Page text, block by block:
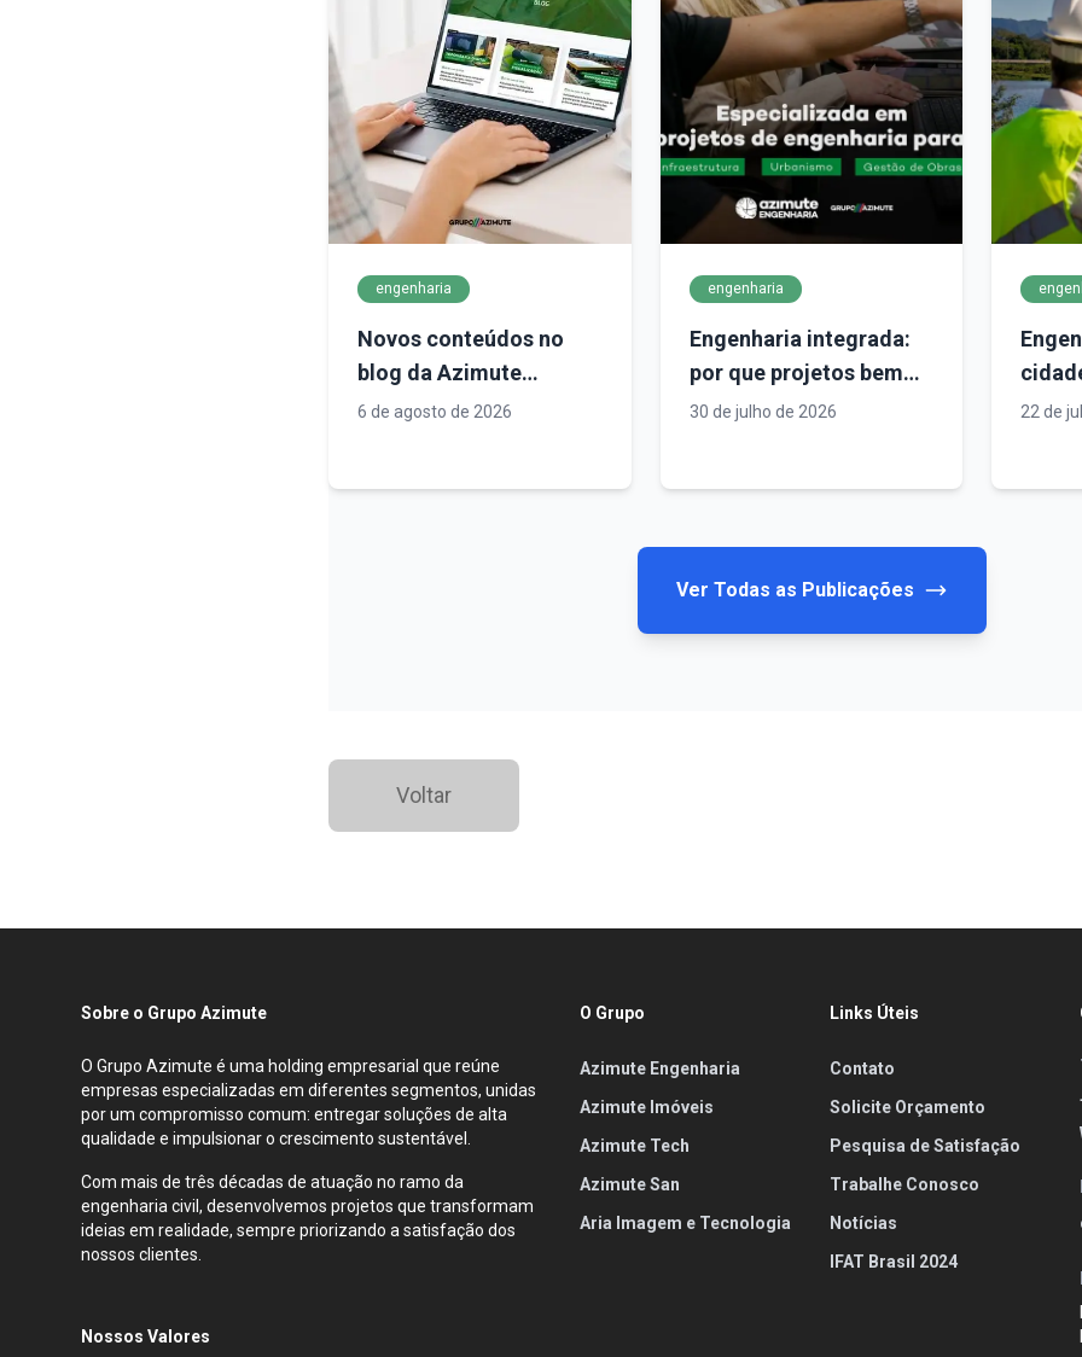
engenharia
Novos conteúdos no
blog da Azimute
Engenharia:
6 de agosto de 2026
engenharia
Engenharia integrada:
por que projetos bem
planejados são
30 de julho de 2026 22 de
Ver Todas as Publicações
Voltar
Sobre o Grupo Azimute
O Grupo Azimute é uma holding empresarial que reúne
empresas especializadas em diferentes segmentos, unidas
por um compromisso comum: entregar soluções de alta
qualidade e impulsionar o crescimento sustentável.
Com mais de três décadas de atuação no ramo da
engenharia civil, desenvolvemos projetos que transformam
ideias em realidade, sempre priorizando a satisfação dos
nossos clientes.
Nossos Valores
O Grupo
Azimute Engenharia
Azimute Imóveis
Azimute Tech
Azimute San
Aria Imagem e Tecnologia
Links Úteis
Contato
Solicite Orçamento
Pesquisa de Satisfação
Trabalhe Conosco
Notícias
IFAT Brasil 2024